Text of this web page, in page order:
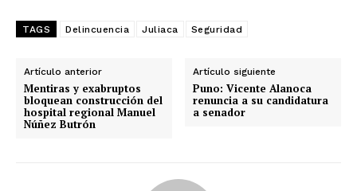
TAGS Delincuencia Juliaca Seguridad
Artículo anterior
Mentiras y exabruptos
bloquean construcción del
hospital regional Manuel
Núñez Butrón
Artículo siguiente
Puno: Vicente Alanoca
renuncia a su candidatura
a senador